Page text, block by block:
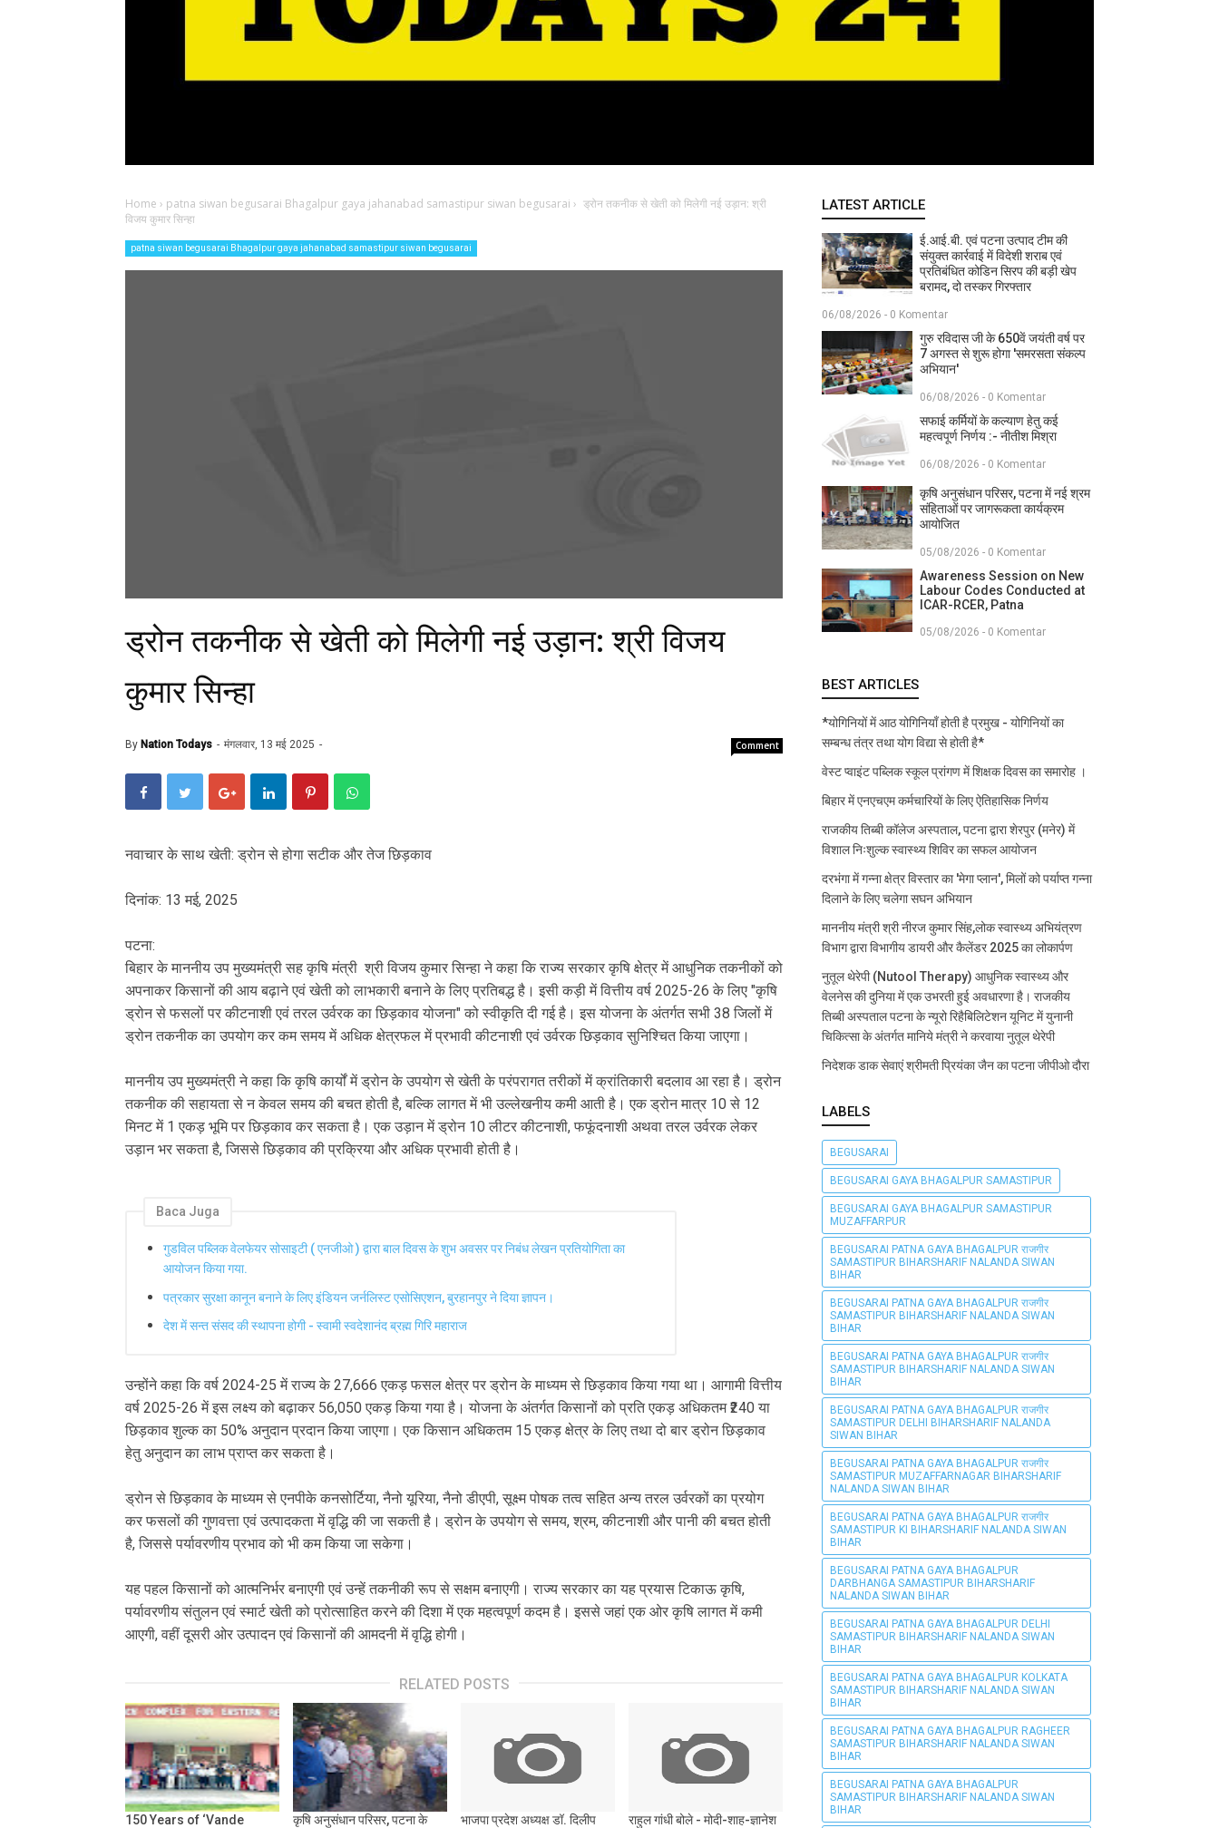
Home › patna siwan begusarai Bhagalpur gaya jahanabad samastipur siwan begusarai › ड्रोन तकनीक से खेती को मिलेगी नई उड़ान: श्री
विजय कुमार सिन्हा
patna siwan begusarai Bhagalpur gaya jahanabad samastipur siwan begusarai
ड्रोन तकनीक से खेती को मिलेगी नई उड़ान: श्री विजय
कुमार सिन्हा
By Nation Todays मंगलवार, 13 मई 2025 Comment
नवाचार के साथ खेती: ड्रोन से होगा सटीक और तेज छिड़काव
दिनांक: 13 मई, 2025
पटना:
बिहार के माननीय उप मुख्यमंत्री सह कृषि मंत्री श्री विजय कुमार सिन्हा ने कहा कि राज्य सरकार कृषि क्षेत्र में आधुनिक तकनीकों को
अपनाकर किसानों की आय बढ़ाने एवं खेती को लाभकारी बनाने के लिए प्रतिबद्ध है। इसी कड़ी में वित्तीय वर्ष 2025-26 के लिए "कृषि
ड्रोन से फसलों पर कीटनाशी एवं तरल उर्वरक का छिड़काव योजना" को स्वीकृति दी गई है। इस योजना के अंतर्गत सभी 38 जिलों में
ड्रोन तकनीक का उपयोग कर कम समय में अधिक क्षेत्रफल में प्रभावी कीटनाशी एवं उर्वरक छिड़काव सुनिश्चित किया जाएगा।
माननीय उप मुख्यमंत्री ने कहा कि कृषि कार्यों में ड्रोन के उपयोग से खेती के परंपरागत तरीकों में क्रांतिकारी बदलाव आ रहा है। ड्रोन
तकनीक की सहायता से न केवल समय की बचत होती है, बल्कि लागत में भी उल्लेखनीय कमी आती है। एक ड्रोन मात्र 10 से 12
मिनट में 1 एकड़ भूमि पर छिड़काव कर सकता है। एक उड़ान में ड्रोन 10 लीटर कीटनाशी, फफूंदनाशी अथवा तरल उर्वरक लेकर
उड़ान भर सकता है, जिससे छिड़काव की प्रक्रिया और अधिक प्रभावी होती है।
Baca Juga
गुडविल पब्लिक वेलफेयर सोसाइटी ( एनजीओ ) द्वारा बाल दिवस के शुभ अवसर पर निबंध लेखन प्रतियोगिता का
आयोजन किया गया.
पत्रकार सुरक्षा कानून बनाने के लिए इंडियन जर्नलिस्ट एसोसिएशन, बुरहानपुर ने दिया ज्ञापन।
देश में सन्त संसद की स्थापना होगी - स्वामी स्वदेशानंद ब्रह्म गिरि महाराज
उन्होंने कहा कि वर्ष 2024-25 में राज्य के 27,666 एकड़ फसल क्षेत्र पर ड्रोन के माध्यम से छिड़काव किया गया था। आगामी वित्तीय
वर्ष 2025-26 में इस लक्ष्य को बढ़ाकर 56,050 एकड़ किया गया है। योजना के अंतर्गत किसानों को प्रति एकड़ अधिकतम ₹240 या
छिड़काव शुल्क का 50% अनुदान प्रदान किया जाएगा। एक किसान अधिकतम 15 एकड़ क्षेत्र के लिए तथा दो बार ड्रोन छिड़काव
हेतु अनुदान का लाभ प्राप्त कर सकता है।
ड्रोन से छिड़काव के माध्यम से एनपीके कनसोर्टिया, नैनो यूरिया, नैनो डीएपी, सूक्ष्म पोषक तत्व सहित अन्य तरल उर्वरकों का प्रयोग
कर फसलों की गुणवत्ता एवं उत्पादकता में वृद्धि की जा सकती है। ड्रोन के उपयोग से समय, श्रम, कीटनाशी और पानी की बचत होती
है, जिससे पर्यावरणीय प्रभाव को भी कम किया जा सकेगा।
यह पहल किसानों को आत्मनिर्भर बनाएगी एवं उन्हें तकनीकी रूप से सक्षम बनाएगी। राज्य सरकार का यह प्रयास टिकाऊ कृषि,
पर्यावरणीय संतुलन एवं स्मार्ट खेती को प्रोत्साहित करने की दिशा में एक महत्वपूर्ण कदम है। इससे जहां एक ओर कृषि लागत में कमी
आएगी, वहीं दूसरी ओर उत्पादन एवं किसानों की आमदनी में वृद्धि होगी।
RELATED POSTS
150 Years of ‘Vande
कृषि अनुसंधान परिसर, पटना के
भाजपा प्रदेश अध्यक्ष डॉ. दिलीप
राहुल गांधी बोले - मोदी-शाह-ज्ञानेश
LATEST ARTICLE
ई.आई.बी. एवं पटना उत्पाद टीम की
संयुक्त कार्रवाई में विदेशी शराब एवं
प्रतिबंधित कोडिन सिरप की बड़ी खेप
बरामद, दो तस्कर गिरफ्तार
06/08/2026 - 0 Komentar
गुरु रविदास जी के 650वें जयंती वर्ष पर
7 अगस्त से शुरू होगा 'समरसता संकल्प
अभियान'
06/08/2026 - 0 Komentar
सफाई कर्मियों के कल्याण हेतु कई
महत्वपूर्ण निर्णय :- नीतीश मिश्रा
06/08/2026 - 0 Komentar
कृषि अनुसंधान परिसर, पटना में नई श्रम
संहिताओं पर जागरूकता कार्यक्रम
आयोजित
05/08/2026 - 0 Komentar
Awareness Session on New
Labour Codes Conducted at
ICAR-RCER, Patna
05/08/2026 - 0 Komentar
BEST ARTICLES
*योगिनियों में आठ योगिनियाँ होती है प्रमुख - योगिनियों का
सम्बन्ध तंत्र तथा योग विद्या से होती है*
वेस्ट प्वाइंट पब्लिक स्कूल प्रांगण में शिक्षक दिवस का समारोह ।
बिहार में एनएचएम कर्मचारियों के लिए ऐतिहासिक निर्णय
राजकीय तिब्बी कॉलेज अस्पताल, पटना द्वारा शेरपुर (मनेर) में
विशाल निःशुल्क स्वास्थ्य शिविर का सफल आयोजन
दरभंगा में गन्ना क्षेत्र विस्तार का 'मेगा प्लान', मिलों को पर्याप्त गन्ना
दिलाने के लिए चलेगा सघन अभियान
माननीय मंत्री श्री नीरज कुमार सिंह,लोक स्वास्थ्य अभियंत्रण
विभाग द्वारा विभागीय डायरी और कैलेंडर 2025 का लोकार्पण
नुतूल थेरेपी (Nutool Therapy) आधुनिक स्वास्थ्य और
वेलनेस की दुनिया में एक उभरती हुई अवधारणा है। राजकीय
तिब्बी अस्पताल पटना के न्यूरो रिहैबिलिटेशन यूनिट में युनानी
चिकित्सा के अंतर्गत मानिये मंत्री ने करवाया नुतूल थेरेपी
निदेशक डाक सेवाएं श्रीमती प्रियंका जैन का पटना जीपीओ दौरा
LABELS
BEGUSARAI
BEGUSARAI GAYA BHAGALPUR SAMASTIPUR
BEGUSARAI GAYA BHAGALPUR SAMASTIPUR
MUZAFFARPUR
BEGUSARAI PATNA GAYA BHAGALPUR राजगीर
SAMASTIPUR BIHARSHARIF NALANDA SIWAN
BIHAR
BEGUSARAI PATNA GAYA BHAGALPUR राजगीर
SAMASTIPUR BIHARSHARIF NALANDA SIWAN
BIHAR
BEGUSARAI PATNA GAYA BHAGALPUR राजगीर
SAMASTIPUR BIHARSHARIF NALANDA SIWAN
BIHAR
BEGUSARAI PATNA GAYA BHAGALPUR राजगीर
SAMASTIPUR DELHI BIHARSHARIF NALANDA
SIWAN BIHAR
BEGUSARAI PATNA GAYA BHAGALPUR राजगीर
SAMASTIPUR MUZAFFARNAGAR BIHARSHARIF
NALANDA SIWAN BIHAR
BEGUSARAI PATNA GAYA BHAGALPUR राजगीर
SAMASTIPUR KI BIHARSHARIF NALANDA SIWAN
BIHAR
BEGUSARAI PATNA GAYA BHAGALPUR
DARBHANGA SAMASTIPUR BIHARSHARIF
NALANDA SIWAN BIHAR
BEGUSARAI PATNA GAYA BHAGALPUR DELHI
SAMASTIPUR BIHARSHARIF NALANDA SIWAN
BIHAR
BEGUSARAI PATNA GAYA BHAGALPUR KOLKATA
SAMASTIPUR BIHARSHARIF NALANDA SIWAN
BIHAR
BEGUSARAI PATNA GAYA BHAGALPUR RAGHEER
SAMASTIPUR BIHARSHARIF NALANDA SIWAN
BIHAR
BEGUSARAI PATNA GAYA BHAGALPUR
SAMASTIPUR BIHARSHARIF NALANDA SIWAN
BIHAR